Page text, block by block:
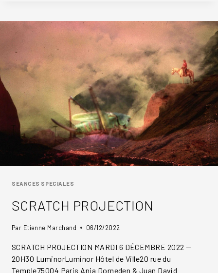
SEANCES SPECIALES
SCRATCH PROJECTION
Par Etienne Marchand 06/12/2022
SCRATCH PROJECTION MARDI 6 DÉCEMBRE 2022 —
20H30 LuminorLuminor Hôtel de Ville20 rue du
Temple75004 Paris Anja Dorneden & Juan David